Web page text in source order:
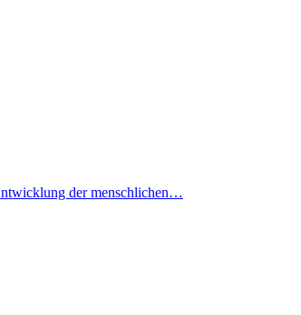
der menschlichen…